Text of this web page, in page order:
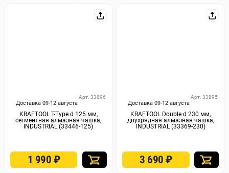
Доставка 09-12 августа
Арт. 33896
KRAFTOOL T-Type d 125 мм,
сегментная алмазная чашка,
INDUSTRIAL (33446-125)
1 990 ₽
Доставка 09-12 августа
Арт. 33895
KRAFTOOL Double d 230 мм,
двухрядная алмазная чашка,
INDUSTRIAL (33369-230)
3 690₽